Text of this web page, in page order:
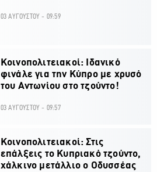
03 ΑΥΓΟΥΣΤΟΥ - 09:59
Κοινοπολιτειακοί: Ιδανικό
φινάλε για την Κύπρο με χρυσό
του Αντωνίου στο τζούντο!
03 ΑΥΓΟΥΣΤΟΥ - 09:57
Κοινοπολιτειακοί: Στις
επάλξεις το Κυπριακό τζούντο,
χάλκινο μετάλλιο ο Οδυσσέας